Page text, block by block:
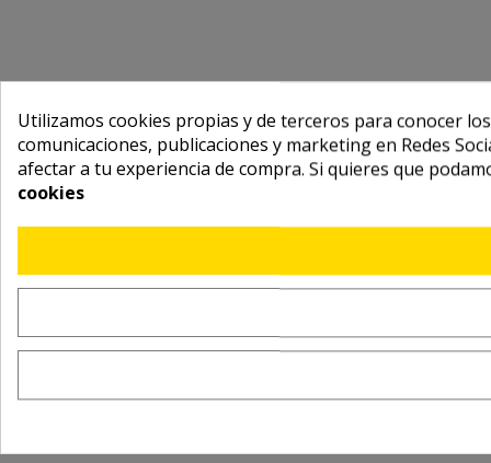
Utilizamos cookies propias y de terceros para conocer
comunicaciones, publicaciones y marketing en Redes
afectar a tu experiencia de compra. Si quieres que
cookies